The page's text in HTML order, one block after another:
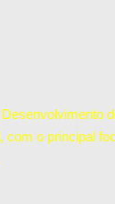
com o principal